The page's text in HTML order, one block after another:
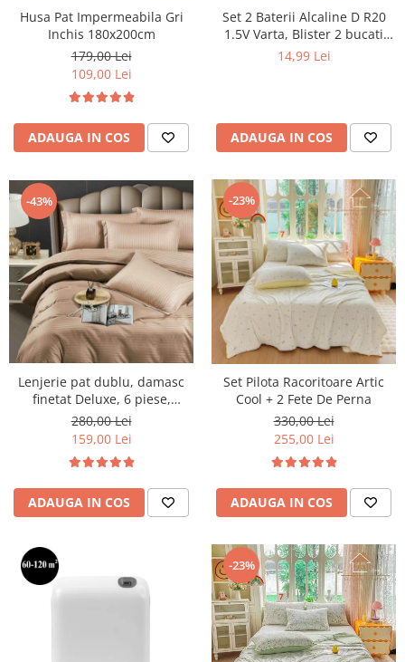
Husa Pat Impermeabila Gri
Inchis 180x200cm
179,00 Lei
109,00 Lei
ADAUGA IN COS
Set 2 Baterii Alcaline D R20
1.5V Varta, Blister 2 bucati
LR20
14,99 Lei
ADAUGA IN COS
-43%
Lenjerie pat dublu, damasc
finetat Deluxe, 6 piese,
cearceaf pat cu elastic, Maro
280,00 Lei
159,00 Lei
ADAUGA IN COS
-23%
Set Pilota Racoritoare Artic
Cool + 2 Fete De Perna
330,00 Lei
255,00 Lei
ADAUGA IN COS
-23%